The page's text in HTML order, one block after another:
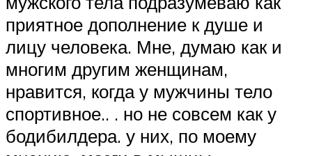
приятное дополнение к душе и
лицу человека. Мне, думаю как и
многим другим женщинам,
нравится, когда у мужчины тело
спортивное.. . но не совсем как у
бодибилдера. у них, по моему